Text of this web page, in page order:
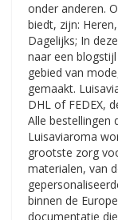
onder anderen.
biedt, zijn:
Dagelijks; In
naar een
gebied van
gemaakt.
DHL of FEDEX,
Alle bestellingen
Luisaviaroma
grootste zorg
materialen, van
binnen de
documentatie